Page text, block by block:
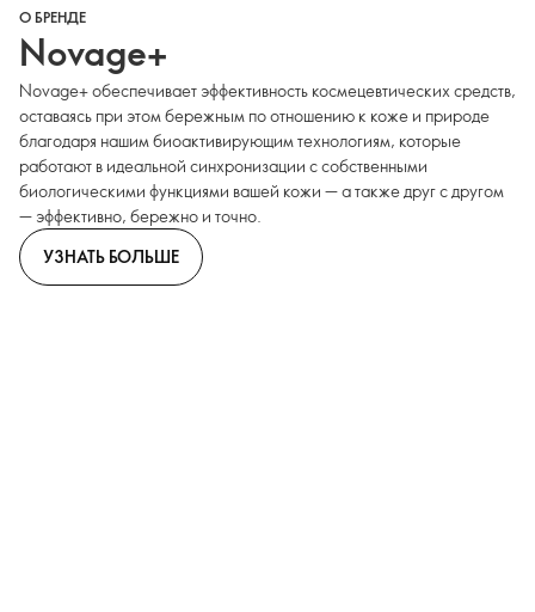
О БРЕНДЕ
Novage+
Novage+ обеспечивает эффективность космецевтических средств,
оставаясь при этом бережным по отношению к коже и природе
благодаря нашим биоактивирующим технологиям, которые
работают в идеальной синхронизации с собственными
биологическими функциями вашей кожи — а также друг с другом
— эффективно, бережно и точно.
УЗНАТЬ БОЛЬШЕ